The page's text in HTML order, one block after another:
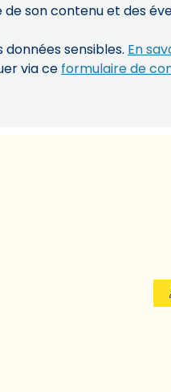
son contenu et des
sensibles. En
via ce formulaire de